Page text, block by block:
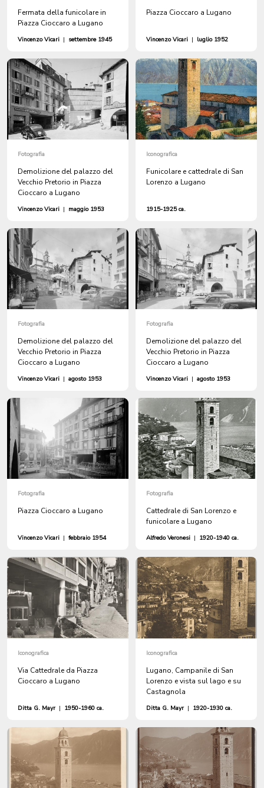
Fermata della funicolare in
Piazza Cioccaro a Lugano
Vincenzo Vicari | settembre 1945
Piazza Cioccaro a Lugano
Vincenzo Vicari | luglio 1952
Fotografia
Demolizione del palazzo del
Vecchio Pretorio in Piazza
Cioccaro a Lugano
Vincenzo Vicari | maggio 1953
Iconografica
Funicolare e cattedrale di San
Lorenzo a Lugano
1915-1925 ca.
Fotografia
Demolizione del palazzo del
Vecchio Pretorio in Piazza
Cioccaro a Lugano
Vincenzo Vicari | agosto 1953
Fotografia
Demolizione del palazzo del
Vecchio Pretorio in Piazza
Cioccaro a Lugano
Vincenzo Vicari | agosto 1953
Fotografia
Piazza Cioccaro a Lugano
Vincenzo Vicari | febbraio 1954
Fotografia
Cattedrale di San Lorenzo e
funicolare a Lugano
Alfredo Veronesi | 1920-1940 ca.
Iconografica
Via Cattedrale da Piazza
Cioccaro a Lugano
Ditta G. Mayr | 1950-1960 ca.
Iconografica
Lugano, Campanile di San
Lorenzo e vista sul lago e su
Castagnola
Ditta G. Mayr | 1920-1930 ca.